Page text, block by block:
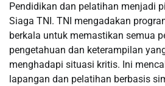
Pendidikan dan pelatihan menjadi
Siaga TNI. TNI mengadakan
berkala untuk memastikan semua
pengetahuan dan keterampilan
menghadapi situasi kritis. Ini
lapangan dan pelatihan berbasis